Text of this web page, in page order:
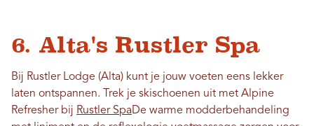
6. Alta's Rustler Spa
Bij Rustler Lodge (Alta) kunt je jouw voeten eens lekker
laten ontspannen.
Trek je skischoenen uit met Alpine
Refresher bij Rustler SpaDe warme modderbehandeling